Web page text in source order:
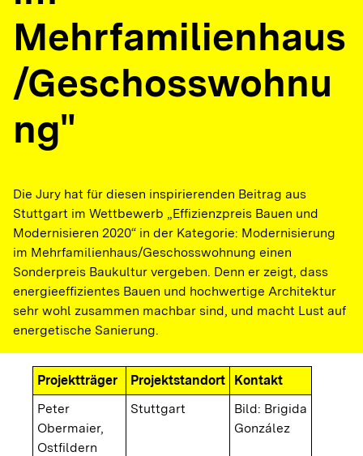
Mehrfamilienhaus
/Geschosswohnu
ng"
Die Jury hat für diesen inspirierenden Beitrag aus
Stuttgart im Wettbewerb „Effizienzpreis Bauen und
Modernisieren 2020“ in der Kategorie: Modernisierung
im Mehrfamilienhaus/Geschosswohnung einen
Sonderpreis Baukultur vergeben. Denn er zeigt, dass
energieeffizientes Bauen und hochwertige Architektur
sehr wohl zusammen machbar sind, und macht Lust auf
energetische Sanierung.
Projektträger Projektstandort
Kontakt
Peter
Obermaier,
Ostfildern
Stuttgart
Bild: Brigida
González